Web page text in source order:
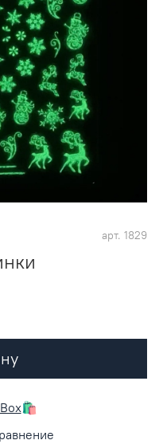
арт. 1829
🛍️